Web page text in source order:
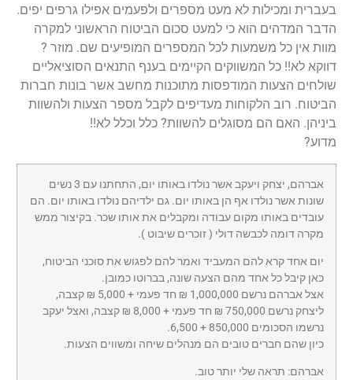
בעברית ומכילות לא מעט מספרים ולפעמים אפילו גרפים יפים.
הדבר המדהים הוא כי למעט סכום הביטוח הראשוני למקרה
מוות אין כל משמעות לכל המספרים המופיעים שם. מוזר ?
דווקא לא!! כל המשווקים הקיימים בענף התנאים הסוציאליים
שולחים הצעות המודפסות מתוכנות מחשב אשר בונות חברות
הביטוח. רוב הלקוחות מעדיפים לקבל מספר הצעות ולהשוות
ביניהן. האם הם מסוגלים להשוות? כלל וכלל לא!!
מדוע?
אברהם, יצחק ויעקב אשר נולדו באותו יום, התחתנו עם 3 נשים
שונות אשר נולדו אף הן באותו יום. גם ילדיהם נולדו באותו יום. הם
עובדים באותו מקום עבודה ומקבלים את אותו שכר. בקיצור ממש
מקרה דומה לכבשה דולי ( זוכרים שיבוט ).
יום אחד קרא להם המעביד ואמר להם לפגוש את סוכני הביטוח,
כאן קיבל כל אחד מהם הצעה שונה, בברוטו כמובן.
אצל אברהם נרשם 1,000,000 ₪ חד פעמי + 5,000 ₪ קצבה,
ליצחק נרשם 750,000 ₪ חד פעמי + 8,000 ₪ קצבה, ואצל יעקב
נרשמו הסכומים 850,000 + 6,500.
כיון שהם חברים טובים הם מנהלים שיחה ומשווים הצעות.
אברהם: תראה שלי יותר טוב.